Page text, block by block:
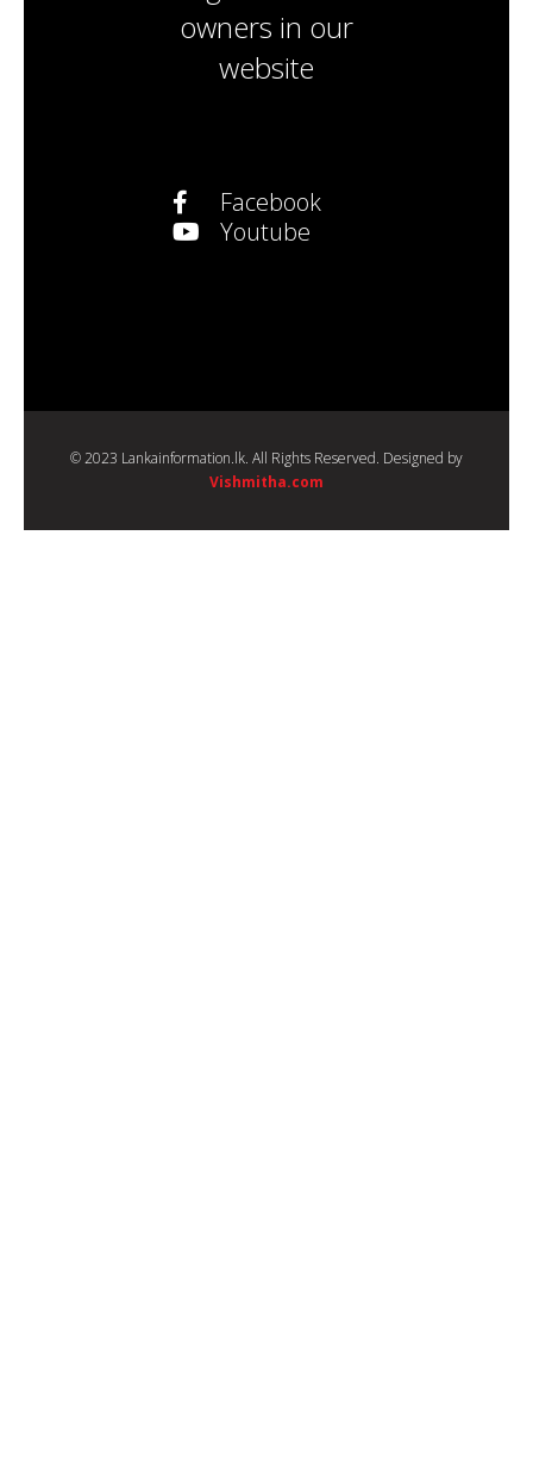
owners in our
website
Facebook
Youtube
© 2023 Lankainformation.lk. All Rights Reserved. Designed by
Vishmitha.com